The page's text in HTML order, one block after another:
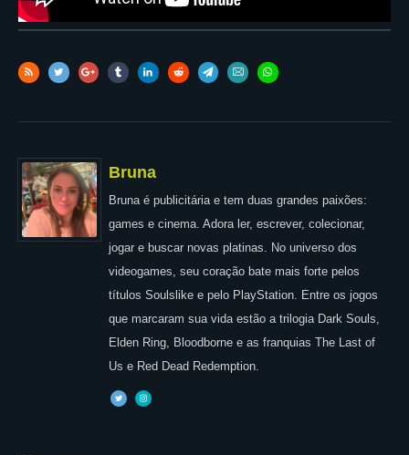
Bruna
Bruna é publicitária e tem duas grandes paixões:
games e cinema. Adora ler, escrever, colecionar,
jogar e buscar novas platinas. No universo dos
videogames, seu coração bate mais forte pelos
títulos Soulslike e pelo PlayStation. Entre os jogos
que marcaram sua vida estão a trilogia Dark Souls,
Elden Ring, Bloodborne e as franquias The Last of
Us e Red Dead Redemption.